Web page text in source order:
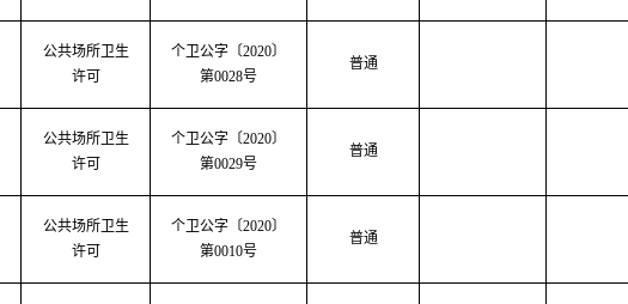
公共场所卫生
许可
个卫公字 〔2020〕
第0028号
普通
公共场所卫生
许可
个卫公字 〔2020〕
第0029号
普通
公共场所卫生
许可
个卫公字 〔2020〕
第0010号
普通